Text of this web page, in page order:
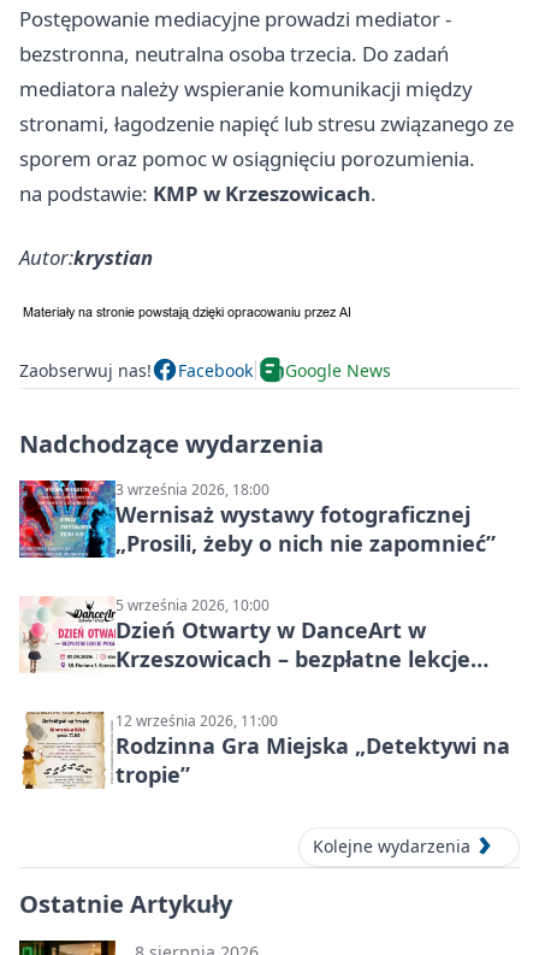
Postępowanie mediacyjne prowadzi mediator -
bezstronna, neutralna osoba trzecia. Do zadań
mediatora należy wspieranie komunikacji między
stronami, łagodzenie napięć lub stresu związanego ze
sporem oraz pomoc w osiągnięciu porozumienia.
na podstawie: KMP w Krzeszowicach.
Autor:krystian
Zaobserwuj nas! Facebook Google News
Nadchodzące wydarzenia
3 września 2026, 18:00
Wernisaż wystawy fotograficznej
„Prosili, żeby o nich nie zapomnieć”
5 września 2026, 10:00
Dzień Otwarty w DanceArt w
Krzeszowicach – bezpłatne lekcje
12 września 2026, 11:00
Rodzinna Gra Miejska „Detektywi na
tropie”
Kolejne wydarzenia
Ostatnie Artykuły